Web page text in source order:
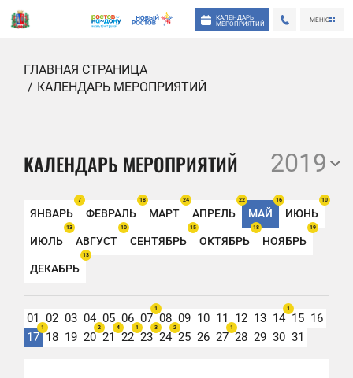
КАЛЕНДАРЬ
МЕРОПРИЯТИЙ
МЕНЮ
ГЛАВНАЯ СТРАНИЦА
КАЛЕНДАРЬ МЕРОПРИЯТИЙ
КАЛЕНДАРЬ МЕРОПРИЯТИЙ 2019
ЯНВАРЬ
7
ФЕВРАЛЬ
18
МАРТ
24
АПРЕЛЬ
22
МАЙ
16
ИЮНЬ
10
ИЮЛЬ
13
АВГУСТ
10
СЕНТЯБРЬ
15
ОКТЯБРЬ
18
НОЯБРЬ
19
ДЕКАБРЬ
13
01 02 03 04 05 06 07
1
08 09 10 11 12 13 14
1
15 16
17
1
18 19 20
2
21
4
22
1
23
3
24
2
25 26 27
1
28 29 30 31